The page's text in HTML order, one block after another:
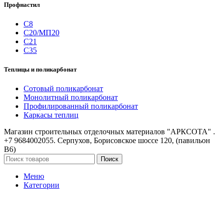
Профнастил
С8
С20/МП20
С21
С35
Теплицы и поликарбонат
Сотовый поликарбонат
Монолитный поликарбонат
Профилированный поликарбонат
Каркасы теплиц
Магазин строительных отделочных материалов "АРКСОТА" .
+7 9684002055. Серпухов, Борисовское шоссе 120, (павильон
В6)
Поиск
Меню
Категории